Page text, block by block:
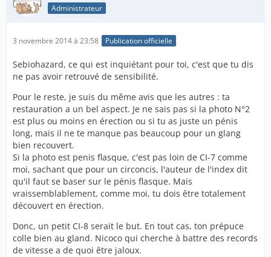
Administrateur
3 novembre 2014 à 23:58 Publication officielle
Sebiohazard, ce qui est inquiétant pour toi, c'est que tu dis
ne pas avoir retrouvé de sensibilité.
Pour le reste, je suis du même avis que les autres : ta
restauration a un bel aspect. Je ne sais pas si la photo N°2
est plus ou moins en érection ou si tu as juste un pénis
long, mais il ne te manque pas beaucoup pour un glang
bien recouvert.
Si la photo est penis flasque, c'est pas loin de CI-7 comme
moi, sachant que pour un circoncis, l'auteur de l'index dit
qu'il faut se baser sur le pénis flasque. Mais
vraissemblablement, comme moi, tu dois être totalement
découvert en érection.
Donc, un petit CI-8 serait le but. En tout cas, ton prépuce
colle bien au gland. Nicoco qui cherche à battre des records
de vitesse a de quoi être jaloux.